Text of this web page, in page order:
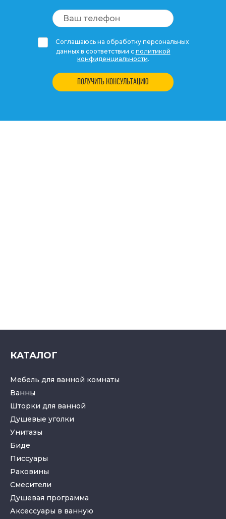
Соглашаюсь на обработку персональных
данных в соответствии с политикой
конфиденциальности.
ПОЛУЧИТЬ КОНСУЛЬТАЦИЮ
КАТАЛОГ
Мебель для ванной комнаты
Ванны
Шторки для ванной
Душевые уголки
Унитазы
Биде
Писсуары
Раковины
Смесители
Душевая программа
Аксессуары в ванную